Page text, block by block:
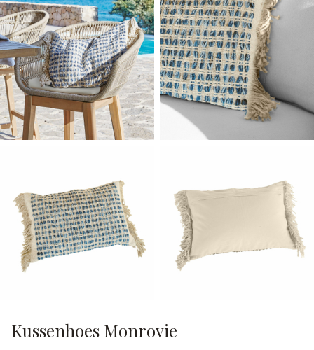
Kussenhoes Monrovie